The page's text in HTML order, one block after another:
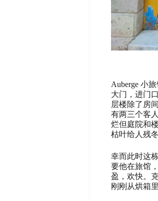
Auberge 小
大门，进门
层楼除了房
有两三个客
烂但庭院和
枯叶给人残
幸而此时这
要他在旅馆
盈，欢快。
刚刚从烘箱